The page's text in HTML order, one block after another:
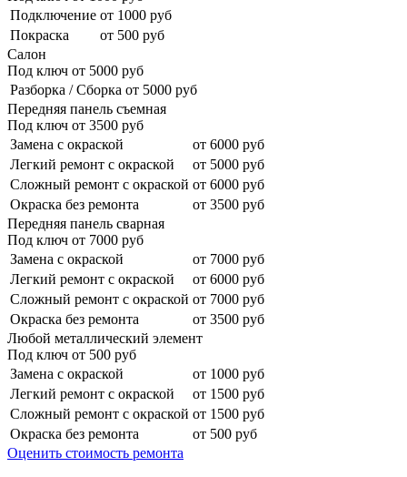
Подключение от 1000 руб
Покраска
от 500 руб
Салон
Под ключ от 5000 руб
Разборка / Сборка от 5000 руб
Передняя панель съемная
Под ключ от 3500 руб
Замена с окраской
от 6000 руб
Легкий ремонт с окраской
от 5000 руб
Сложный ремонт с окраской от 6000 руб
Окраска без ремонта
от 3500 руб
Передняя панель сварная
Под ключ от 7000 руб
Замена с окраской
от 7000 руб
Легкий ремонт с окраской
от 6000 руб
Сложный ремонт с окраской от 7000 руб
Окраска без ремонта
от 3500 руб
Любой металлический элемент
Под ключ от 500 руб
Замена с окраской
от 1000 руб
Легкий ремонт с окраской
от 1500 руб
Сложный ремонт с окраской от 1500 руб
Окраска без ремонта
от 500 руб
Оценить стоимость ремонта